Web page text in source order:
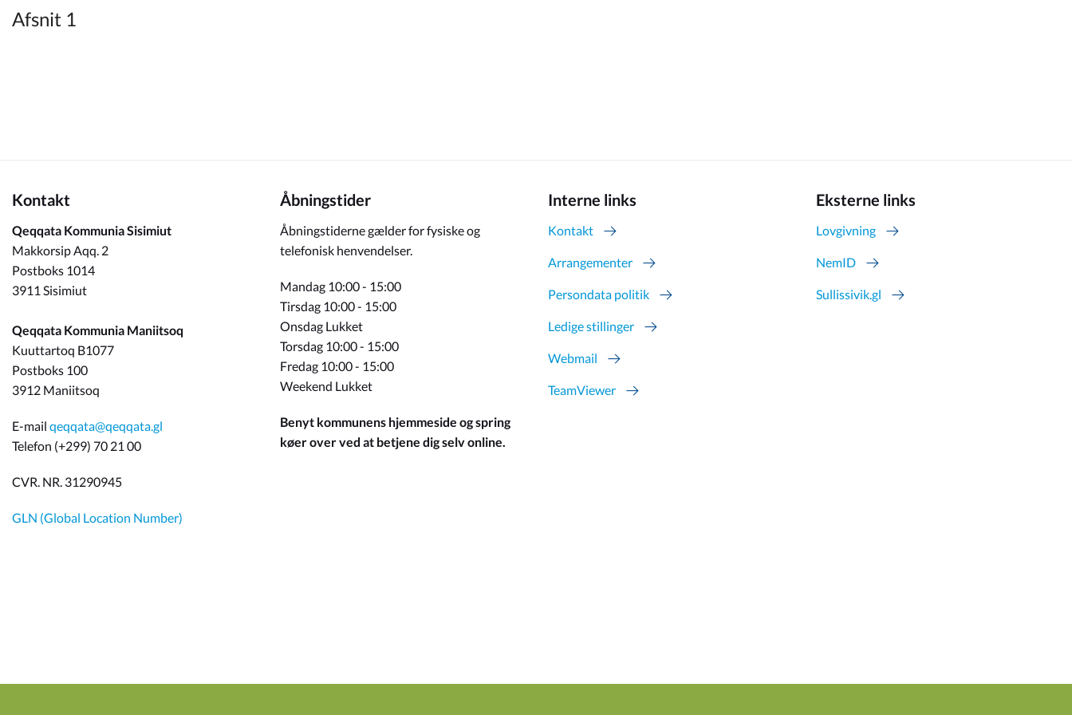
Afsnit 1
Kontakt
Qeqqata Kommunia Sisimiut
Makkorsip Aqq. 2
Postboks 1014
3911 Sisimiut
Qeqqata Kommunia Maniitsoq
Kuuttartoq B1077
Postboks 100
3912 Maniitsoq
E-mail qeqqata@qeqqata.gl
Telefon (+299) 70 21 00
CVR. NR. 31290945
GLN (Global Location Number)
Åbningstider
Åbningstiderne gælder for fysiske og
telefonisk henvendelser.
Mandag 10:00 - 15:00
Tirsdag 10:00 - 15:00
Onsdag Lukket
Torsdag 10:00 - 15:00
Fredag 10:00 - 15:00
Weekend Lukket
Benyt kommunens hjemmeside og spring
køer over ved at betjene dig selv online.
Interne links
Kontakt
Arrangementer
Persondata politik
Ledige stillinger
Webmail
TeamViewer
Eksterne links
Lovgivning
NemID
Sullissivik.gl